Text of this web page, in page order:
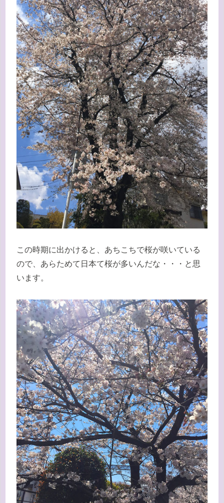
この時期に出かけると、あちこちで桜が咲いている
ので、あらためて日本て桜が多いんだな・・・と思
います。